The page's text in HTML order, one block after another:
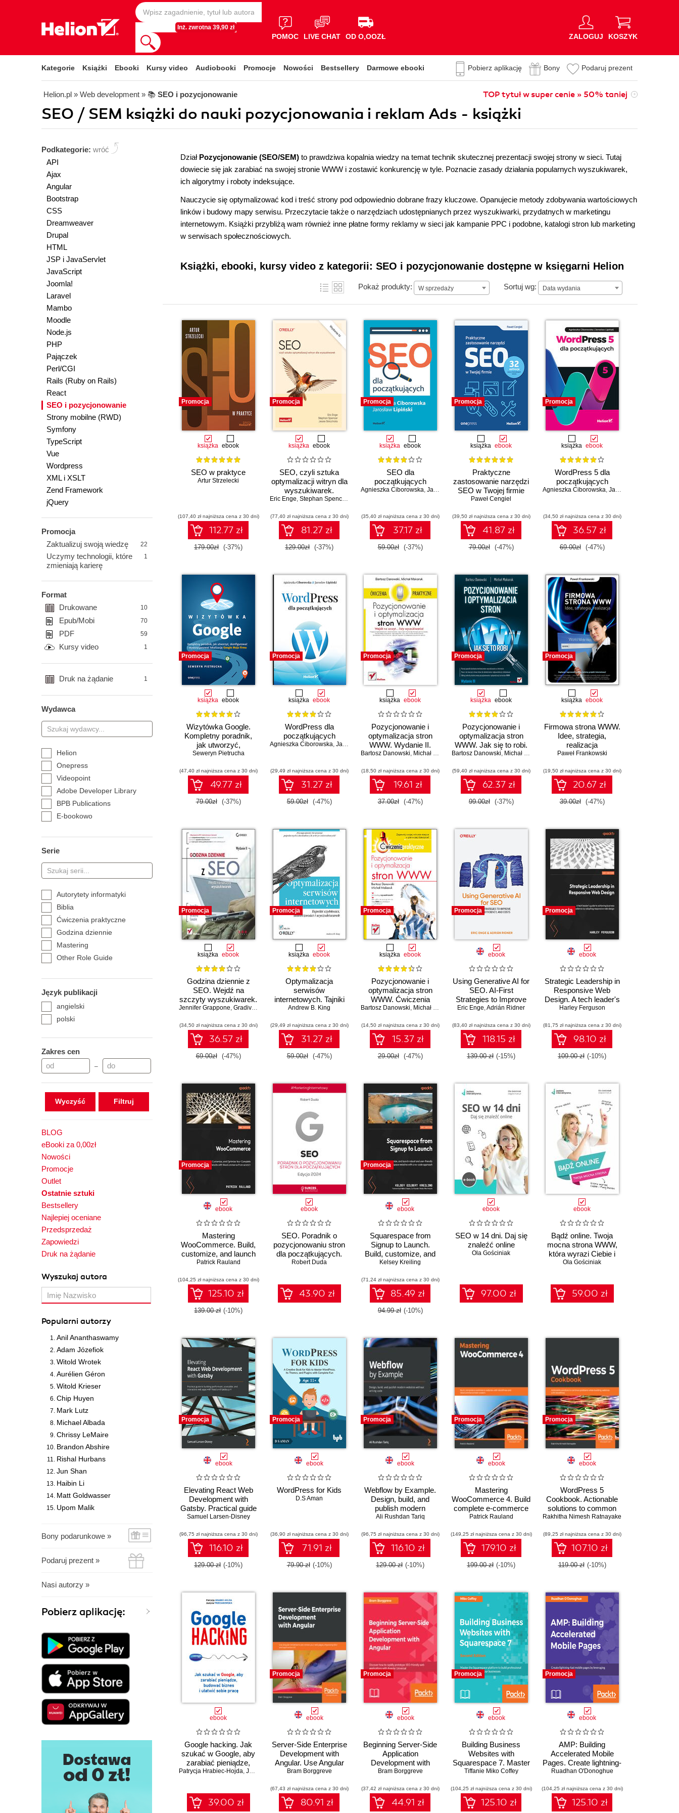
Inż. zwrotna 39,90 zł
POMOC LIVE CHAT OD O,OOZŁ ZALOGUJ KOSZYK
Kategorie Książki Ebooki Kursy video Audiobooki Promocje Nowości Bestsellery Darmowe ebooki Pobierz aplikację Bony Podaruj prezent
Helion.pl » Web development » 📚 SEO i pozycjonowanie TOP tytuł w super cenie » 50% taniej
SEO / SEM książki do nauki pozycjonowania i reklam Ads - książki
Podkategorie: wróć
API
Ajax
Angular
Bootstrap
CSS
Dreamweaver
Drupal
HTML
JSP i JavaServlet
JavaScript
Joomla!
Laravel
Mambo
Moodle
Node.js
PHP
Pajączek
Perl/CGI
Rails (Ruby on Rails)
React
SEO i pozycjonowanie
Strony mobilne (RWD)
Symfony
TypeScript
Vue
Wordpress
XML i XSLT
Zend Framework
jQuery
Promocja
Zaktualizuj swoją wiedzę
22
Uczymy technologii, które
zmieniają karierę
1
Format
Drukowane
10
Epub/Mobi 70
PDF 59
Kursy video 1
Druk na żądanie 1
Wydawca
Helion
Onepress
Videopoint
Adobe Developer Library
BPB Publications
E-bookowo
self publisher
Serie
Autorytety informatyki
Biblia
Ćwiczenia praktyczne
Godzina dziennie
Mastering
Other Role Guide
Język publikacji
angielski
polski
Zakres cen
–
Wyczyść
BLOG
eBooki za 0,00zł
Nowości
Promocje
Outlet
Ostatnie sztuki
Bestsellery
Najlepiej oceniane
Przedsprzedaż
Zapowiedzi
Druk na żądanie
Wyszukaj autora
Popularni autorzy
Anil Ananthaswamy
Adam Józefiok
Witold Wrotek
Aurélien Géron
Witold Krieser
Chip Huyen
Mark Lutz
Michael Albada
Chrissy LeMaire
Brandon Abshire
Rishal Hurbans
Jun Shan
Haibin Li
Matt Goldwasser
Upom Malik
Bony podarunkowe »
Podaruj prezent »
Nasi autorzy »
Pobierz aplikację:
Dział Pozycjonowanie (SEO/SEM) to prawdziwa kopalnia wiedzy na temat technik skutecznej prezentacji swojej strony w sieci. Tutaj
dowiecie się jak zarabiać na swojej stronie WWW i zostawić konkurencję w tyle. Poznacie zasady działania popularnych wyszukiwarek,
ich algorytmy i roboty indeksujące.
Nauczycie się optymalizować kod i treść strony pod odpowiednio dobrane frazy kluczowe. Opanujecie metody zdobywania wartościowych
linków i budowy mapy serwisu. Przeczytacie także o narzędziach udostępnianych przez wyszukiwarki, przydatnych w marketingu
internetowym. Książki przybliżą wam również inne płatne formy reklamy w sieci jak kampanie PPC i podobne, katalogi stron lub marketing
w serwisach społecznościowych.
Książki, ebooki, kursy video z kategorii: SEO i pozycjonowanie dostępne w księgarni Helion
Pokaż produkty: W sprzedaży Sortuj wg: Data wydania
Data wydania
Promocja
książka ebook
SEO w praktyce
Artur Strzelecki
(107,40 zł najniższa cena z 30 dni)
112.77 zł
179.00zł (-37%)
Promocja
książka ebook
SEO, czyli sztuka
optymalizacji witryn dla
wyszukiwarek.
Wydanie IV
Eric Enge, Stephan Spencer ,
(77,40 zł najniższa cena z 30 dni)
81.27 zł
129.00zł (-37%)
Promocja
książka ebook
SEO dla
początkujących
Agnieszka Ciborowska, Jarosław Lipiński
(35,40 zł najniższa cena z 30 dni)
37.17 zł
59.00zł (-37%)
Promocja
książka ebook
Praktyczne
zastosowanie narzędzi
SEO w Twojej firmie
Paweł Cengiel
(39,50 zł najniższa cena z 30 dni)
41.87 zł
79.00zł (-47%)
Promocja
książka ebook
WordPress 5 dla
początkujących
Agnieszka Ciborowska, Jarosław Lipiński
(34,50 zł najniższa cena z 30 dni)
36.57 zł
69.00zł (-47%)
Promocja
książka ebook
Wizytówka Google.
Kompletny poradnik,
jak utworzyć,
skonfigurować i
lokalizację Google Moja
Firma
Seweryn Pietrucha
(47,40 zł najniższa cena z 30 dni)
49.77 zł
79.00zł (-37%)
Promocja
książka ebook
WordPress dla
początkujących
Agnieszka Ciborowska, Jarosław Lipiński
(29,49 zł najniższa cena z 30 dni)
31.27 zł
59.00zł (-47%)
Promocja
książka ebook
Pozycjonowanie i
optymalizacja stron
WWW. Wydanie II.
Ćwiczenia praktyczne
Bartosz Danowski, Michał Makaruk
(18,50 zł najniższa cena z 30 dni)
19.61 zł
37.00zł (-47%)
Promocja
książka ebook
Pozycjonowanie i
optymalizacja stron
WWW. Jak się to robi.
Wydanie III
Bartosz Danowski, Michał Makaruk
(59,40 zł najniższa cena z 30 dni)
62.37 zł
99.00zł (-37%)
Promocja
książka ebook
Firmowa strona WWW.
Idee, strategia,
realizacja
Paweł Frankowski
(19,50 zł najniższa cena z 30 dni)
20.67 zł
39.00zł (-47%)
Promocja
książka ebook
Godzina dziennie z
SEO. Wejdź na
szczyty wyszukiwarek.
Wydanie II
Jennifer Grappone, Gradiva Couzin
(34,50 zł najniższa cena z 30 dni)
36.57 zł
69.00zł (-47%)
Promocja
książka ebook
Optymalizacja
serwisów
internetowych. Tajniki
szybkości,
wyszukiwarek
Andrew B. King
(29,49 zł najniższa cena z 30 dni)
31.27 zł
59.00zł (-47%)
Promocja
książka ebook
Pozycjonowanie i
optymalizacja stron
WWW. Ćwiczenia
praktyczne
Bartosz Danowski, Michał Makaruk
(14,50 zł najniższa cena z 30 dni)
15.37 zł
29.00zł (-47%)
Promocja
ebook
Using Generative AI for
SEO. AI-First
Strategies to Improve
Quality, Efficiency, and
Eric Enge,Adrián Ridner
(83,40 zł najniższa cena z 30 dni)
118.15 zł
139.00 zł (-15%)
Promocja
ebook
Strategic Leadership in
Responsive Web
Design. A tech leader's
guide to achieving
adopting responsive
web design
Harley Ferguson
(81,75 zł najniższa cena z 30 dni)
98.10 zł
109.00 zł (-10%)
Promocja
ebook
Mastering
WooCommerce. Build,
customize, and launch
a complete e-
WooCommerce from
scratch - Second
Edition
Patrick Rauland
(104,25 zł najniższa cena z 30 dni)
125.10 zł
139.00 zł (-10%)
ebook
SEO. Poradnik o
pozycjonowaniu stron
dla początkujących.
Edycja 2024
Robert Duda
43.90 zł
Promocja
ebook
Squarespace from
Signup to Launch.
Build, customize, and
launch robust and user-
websites with a no-
code approach
Kelsey Kreiling
(71,24 zł najniższa cena z 30 dni)
85.49 zł
94.99 zł (-10%)
ebook
SEO w 14 dni. Daj się
znaleźć online
Ola Gościniak
97.00 zł
ebook
Bądź online. Twoja
mocna strona WWW,
która wyrazi Ciebie i
Twój biznes
Ola Gościniak
59.00 zł
Promocja
ebook
Elevating React Web
Development with
Gatsby. Practical guide
to building performant,
interactive web apps
with React and
Gatsby.js 4
Samuel Larsen-Disney
(96,75 zł najniższa cena z 30 dni)
116.10 zł
129.00 zł (-10%)
Promocja
ebook
WordPress for Kids
D.S Aman
(36,90 zł najniższa cena z 30 dni)
71.91 zł
79.90 zł (-10%)
Promocja
ebook
Webflow by Example.
Design, build, and
publish modern
websites without writing
Ali Rushdan Tariq
(96,75 zł najniższa cena z 30 dni)
116.10 zł
129.00 zł (-10%)
Promocja
ebook
Mastering
WooCommerce 4. Build
complete e-commerce
websites with
WooCommerce from
scratch
Patrick Rauland
(149,25 zł najniższa cena z 30 dni)
179.10 zł
199.00 zł (-10%)
Promocja
ebook
WordPress 5
Cookbook. Actionable
solutions to common
problems when building
WordPress
Rakhitha Nimesh Ratnayake
(89,25 zł najniższa cena z 30 dni)
107.10 zł
119.00 zł (-10%)
ebook
Google hacking. Jak
szukać w Google, aby
zarabiać pieniądze,
budować biznes i
Patrycja Hrabiec-Hojda, Justyna Trzeciakowska
39.00 zł
Promocja
ebook
Server-Side Enterprise
Development with
Angular. Use Angular
Universal to pre-render
improving SEO and
application UX
Bram Borggreve
(67,43 zł najniższa cena z 30 dni)
80.91 zł
Promocja
ebook
Beginning Server-Side
Application
Development with
Angular. Discover how
SEO-friendly web
applications with
Angular Universal
Bram Borggreve
(37,42 zł najniższa cena z 30 dni)
44.91 zł
Promocja
ebook
Building Business
Websites with
Squarespace 7. Master
the Squarespace
professional websites
that boost your
businesses - Second
Tiffanie Miko Coffey
(104,25 zł najniższa cena z 30 dni)
125.10 zł
Promocja
ebook
AMP: Building
Accelerated Mobile
Pages. Create lightning-
fast mobile pages by
technology
Ruadhan O'Donoghue
(104,25 zł najniższa cena z 30 dni)
125.10 zł